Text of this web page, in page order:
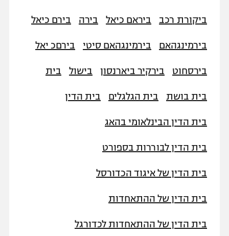
ביקורת רכב ביראם כיאל בירה בירם כיאל
בירמינגהאם בירמינגהאם סיטי בירםכ יאל
בירסחוט בירקיר ביארנסון בישול בית
בית בושת בית הגלגלים בית הדין
בית הדין הבינלאומי בהאג
בית הדין לבוררות בספורט
בית הדין של איגוד הכדורסל
בית הדין של ההתאחדות
בית הדין של ההתאחדות לכדורגל